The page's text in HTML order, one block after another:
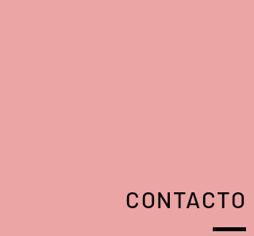
CONTACTO